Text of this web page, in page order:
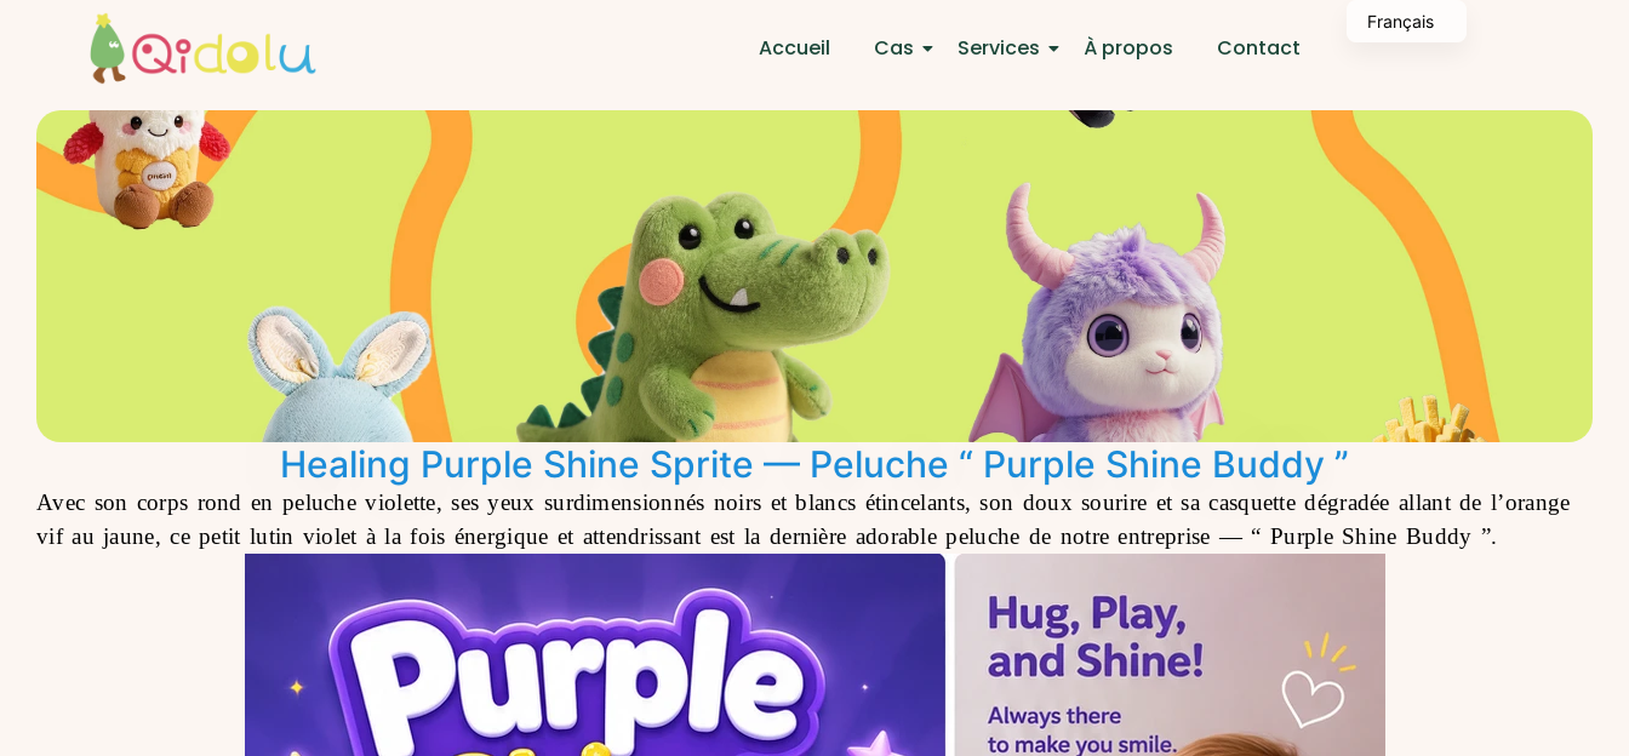
Accueil Cas Services À propos Contact
Healing Purple Shine Sprite — Peluche “ Purple Shine Buddy ”
Avec son corps rond en peluche violette, ses yeux surdimensionnés noirs et blancs étincelants, son doux sourire et sa casquette dégradée allant de l’orange
vif au jaune, ce petit lutin violet à la fois énergique et attendrissant est la dernière adorable peluche de notre entreprise — “ Purple Shine Buddy ”.
Français